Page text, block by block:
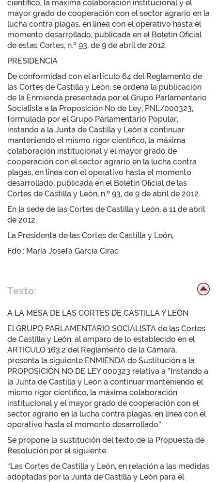
científico, la máxima colaboración institucional y el
mayor grado de cooperación con el sector agrario en la
lucha contra plagas, en línea con el operativo hasta el
momento desarrollado, publicada en el Boletín Oficial
de estas Cortes, n.º 93, de 9 de abril de 2012.
PRESIDENCIA
De conformidad con el artículo 64 del Reglamento de
las Cortes de Castilla y León, se ordena la publicación
de la Enmienda presentada por el Grupo Parlamentario
Socialista a la Proposición No de Ley, PNL/000323,
formulada por el Grupo Parlamentario Popular,
instando a la Junta de Castilla y León a continuar
manteniendo el mismo rigor científico, la máxima
colaboración institucional y el mayor grado de
cooperación con el sector agrario en la lucha contra
plagas, en línea con el operativo hasta el momento
desarrollado, publicada en el Boletín Oficial de las
Cortes de Castilla y León, n.º 93, de 9 de abril de 2012.
En la sede de las Cortes de Castilla y León, a 11 de abril
de 2012.
La Presidenta de las Cortes de Castilla y León,
Fdo.: María Josefa García Cirac
Texto:
A LA MESA DE LAS CORTES DE CASTILLA Y LEÓN
El GRUPO PARLAMENTARIO SOCIALISTA de las Cortes
de Castilla y León, al amparo de lo establecido en el
ARTÍCULO 163.2 del Reglamento de la Cámara,
presenta la siguiente ENMIENDA de Sustitución a la
PROPOSICIÓN NO DE LEY 000323 relativa a “Instando a
la Junta de Castilla y León a continuar manteniendo el
mismo rigor científico, la máxima colaboración
institucional y el mayor grado de cooperación con el
sector agrario en la lucha contra plagas, en línea con el
operativo hasta el momento desarrollado”:
Se propone la sustitución del texto de la Propuesta de
Resolución por el siguiente:
“Las Cortes de Castilla y León, en relación a las medidas
adoptadas por la Junta de Castilla y León para el